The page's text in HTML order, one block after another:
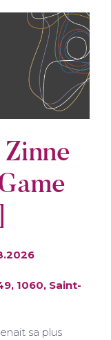
1060, Saint-
sa plus